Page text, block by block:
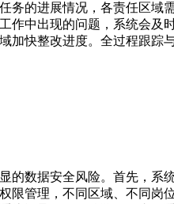
的进展情况，各责任区域
中出现的问题，系统会及
快整改进度。全过程跟踪
数据安全风险。首先，系
管理，不同区域、不同岗